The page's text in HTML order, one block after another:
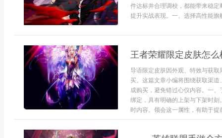
件达标并合理调校，都能带来稳
提升实战表现。一、选择高性能
王者荣耀限定皮肤怎么
导语限定皮肤因外观、特效与获
买。这篇文章小编将围绕获取渠
成购买，避免错过心仪内容。一
绑定，具有明确的上架与下架时
时内容。领会这一属性，有助于提